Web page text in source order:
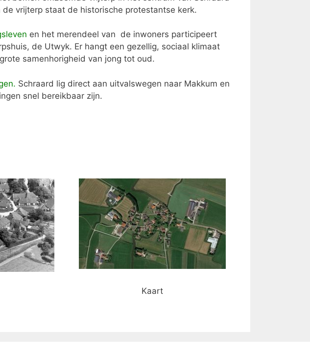
vrijterp staat de historische protestantse kerk.
en het merendeel van de inwoners participeert
de Utwyk. Er hangt een gezellig, sociaal klimaat
samenhorigheid van jong tot oud.
Schraard lig direct aan uitvalswegen naar Makkum en
snel bereikbaar zijn.
Kaart